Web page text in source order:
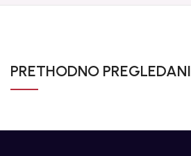
PRETHODNO PREGLEDANI